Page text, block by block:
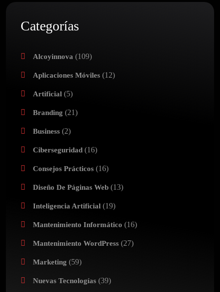
Categorías
Alcoyinnova (109)
Aplicaciones Móviles (12)
Artificial (5)
Branding (21)
Business (2)
Ciberseguridad (16)
Consejos Prácticos (16)
Diseño De Páginas Web (13)
Inteligencia Artificial (19)
Mantenimiento Informático (16)
Mantenimiento WordPress (27)
Marketing (59)
Nuevas Tecnologías (39)